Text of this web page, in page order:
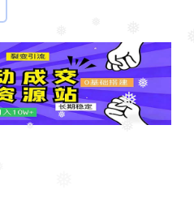
❅
❅
❅
❅
❅